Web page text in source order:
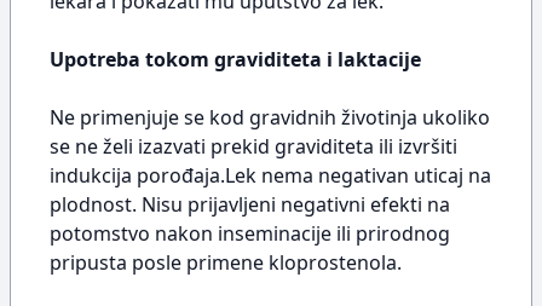
Upotreba tokom graviditeta i laktacije
Ne primenjuje se kod gravidnih životinja ukoliko
se ne želi izazvati prekid graviditeta ili izvršiti
indukcija porođaja.Lek nema negativan uticaj na
plodnost. Nisu prijavljeni negativni efekti na
potomstvo nakon inseminacije ili prirodnog
pripusta posle primene kloprostenola.